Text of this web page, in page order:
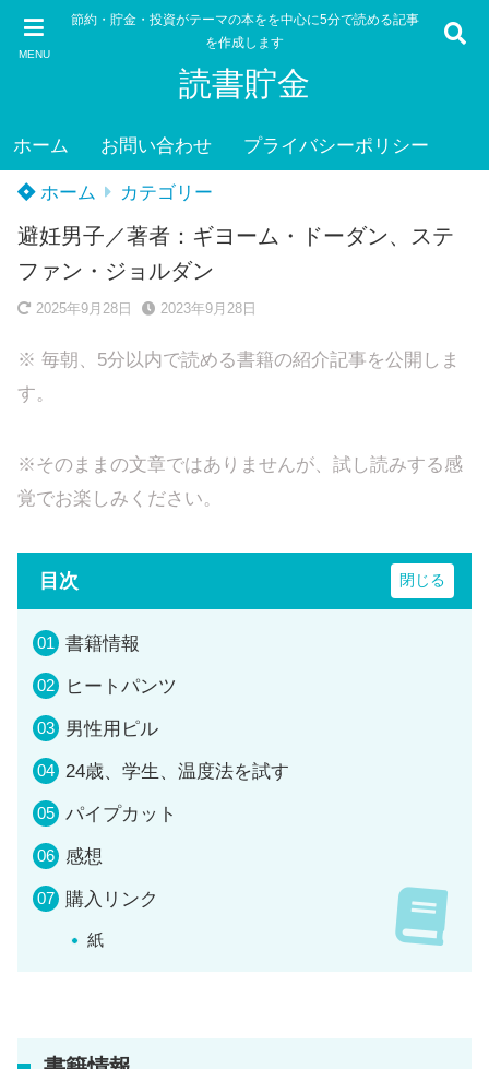
MENU
節約・貯金・投資がテーマの本をを中心に5分で読める記事
を作成します
読書貯金
ホーム お問い合わせ プライバシーポリシー
ホーム カテゴリー
避妊男子／著者：ギヨーム・ドーダン、ステ
ファン・ジョルダン
2025年9月28日 2023年9月28日
※ 毎朝、5分以内で読める書籍の紹介記事を公開しま
す。
※そのままの文章ではありませんが、試し読みする感
覚でお楽しみください。
目次
書籍情報
ヒートパンツ
男性用ピル
24歳、学生、温度法を試す
パイプカット
感想
購入リンク
紙